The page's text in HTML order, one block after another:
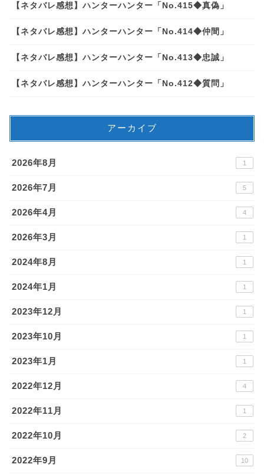
【ネタバレ感想】ハンターハンター「No.415◆真偽」
【ネタバレ感想】ハンターハンター「No.414◆仲間」
【ネタバレ感想】ハンターハンター「No.413◆忠誠」
【ネタバレ感想】ハンターハンター「No.412◆質問」
アーカイブ
2026年8月 1
2026年7月 5
2026年4月 4
2026年3月 1
2024年8月 1
2024年1月 1
2023年12月 1
2023年10月 1
2023年1月 1
2022年12月 4
2022年11月 1
2022年10月 2
2022年9月 10